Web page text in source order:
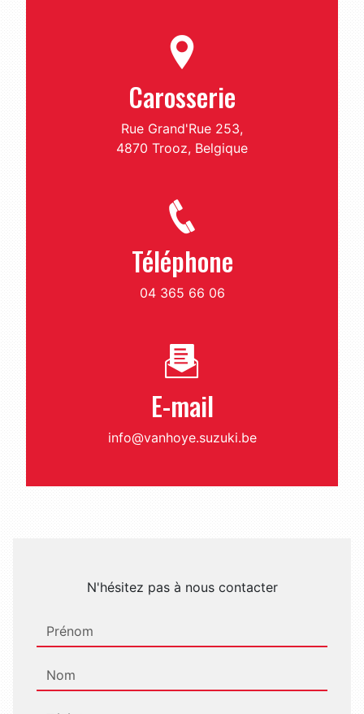
Carosserie
Rue Grand'Rue 253,
4870 Trooz, Belgique
Téléphone
04 365 66 06
E-mail
info@vanhoye.suzuki.be
N'hésitez pas à nous contacter